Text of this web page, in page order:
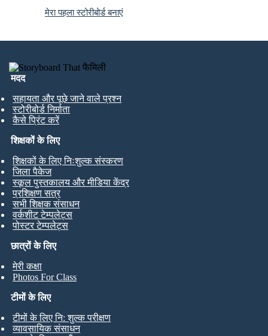
मेरा पहला स्टोरीबोर्ड बनाएं
मदद
सहायता और पूछे जाने वाले प्रश्न
स्टोरीबोर्ड निर्माता
कैसे प्रिंट करें
छात्रों के लिए
मेरी कक्षा
Photos For Class
शिक्षकों के लिए
शिक्षकों के लिए निःशुल्क संस्करण
जिला पैकेज
स्कूल पुस्तकालय और मीडिया केंद्र
प्रशिक्षण सत्र
सभी शिक्षक संसाधन
वर्कशीट टेम्पलेट्स
पोस्टर टेम्पलेट्स
टीमों के लिए
टीमों के लिए नि: शुल्क परीक्षण
व्यावसायिक संसाधन